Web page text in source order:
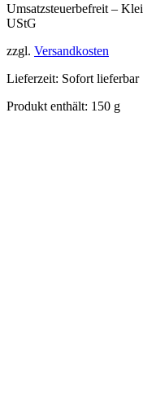
Umsatzsteuerbefreit –
UStG
zzgl. Versandkosten
Lieferzeit: Sofort lieferbar
Produkt enthält: 150 g